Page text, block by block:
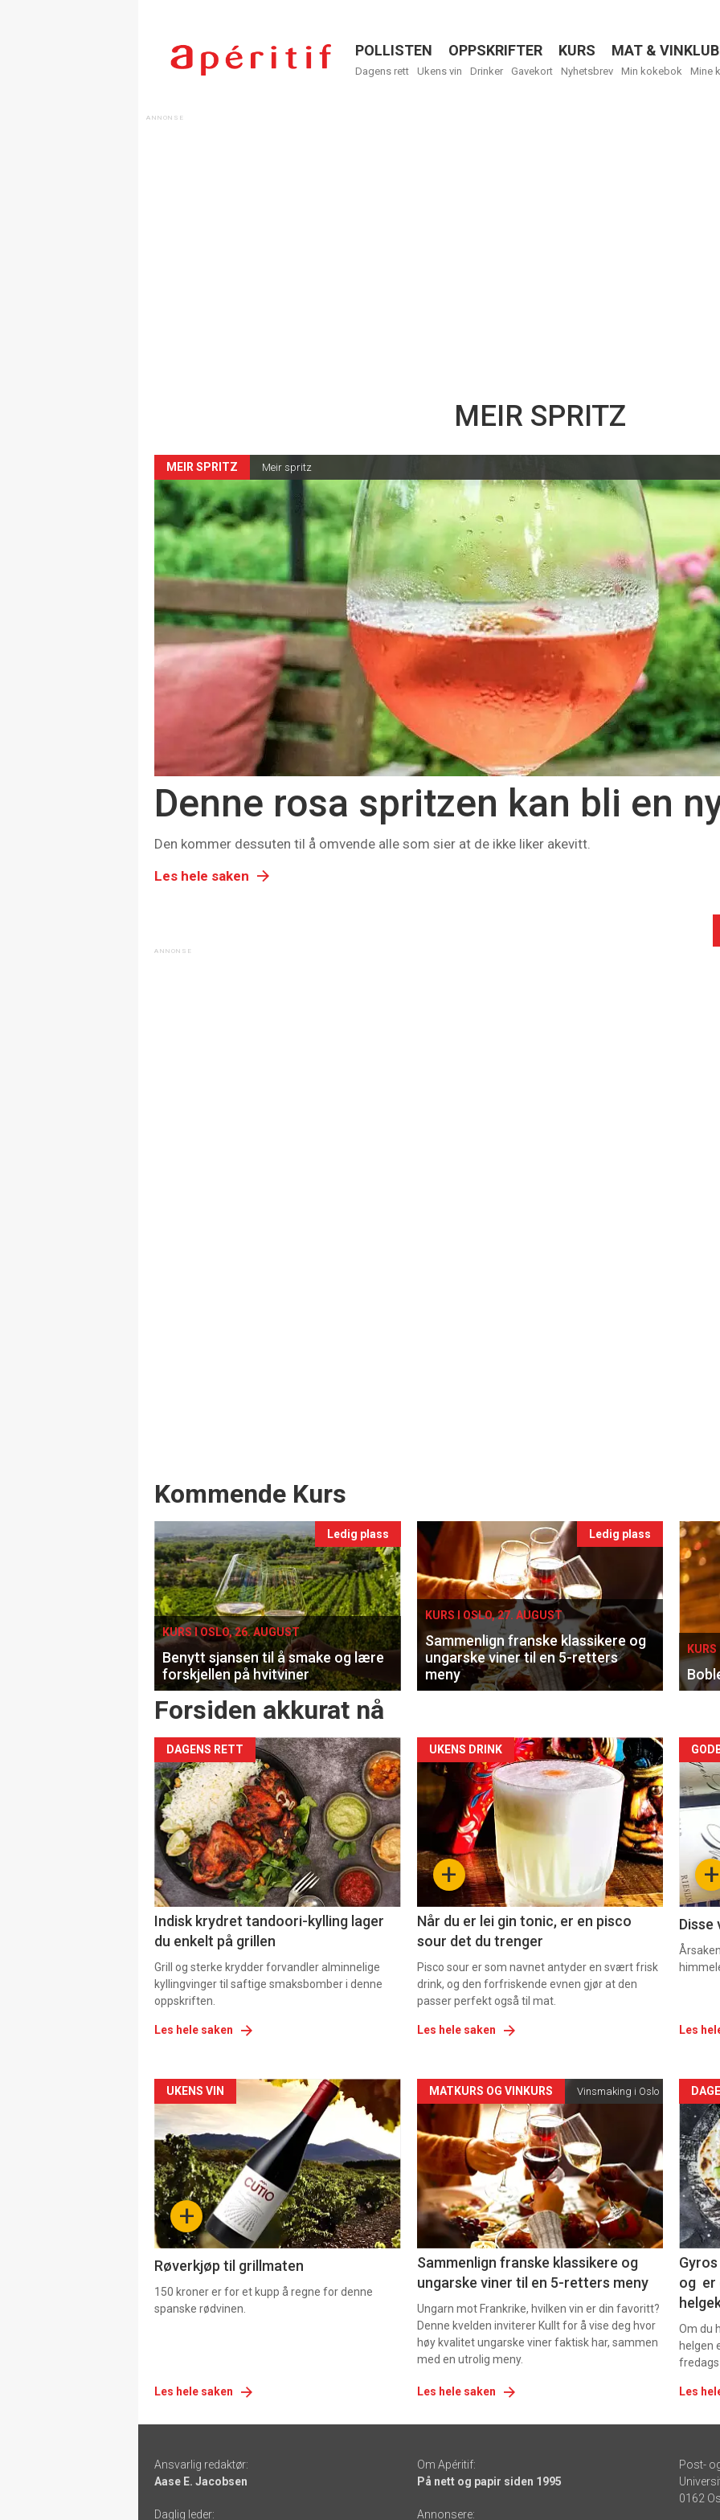
Menu
POLLISTEN OPPSKRIFTER KURS MAT &
Dagens rett Ukens vin Drinker Gavekort Nyhetsbrev Min kokebok Mine
MEIR SPRITZ
MEIR SPRITZ Meir spritz
Denne rosa spritzen kan bli en
Den kommer dessuten til å omvende alle som sier at de ikke liker akevitt.
Les hele saken
Events
Kommende Kurs
Ledig plass
KURS I OSLO, 26. AUGUST
Benytt sjansen til å smake og lære
forskjellen på hvitviner
Ledig plass
KURS I OSLO, 27. AUGUST
Sammenlign franske klassikere og
ungarske viner til en 5-retters
meny
Forsiden akkurat nå
DAGENS RETT
Indisk krydret tandoori-kylling lager
du enkelt på grillen
Grill og sterke krydder forvandler alminnelige
kyllingvinger til saftige smaksbomber i denne
oppskriften.
Les hele saken
Forsiden
akkurat
nå
-
+
UKENS DRINK
Når du er lei gin tonic, er en pisco
sour det du trenger
Pisco sour er som navnet antyder en svært frisk
drink, og den forfriskende evnen gjør at den
passer perfekt også til mat.
Les hele saken
nå
3 +
Disse
Les
Forsiden
akkurat
nå
-
4 +
UKENS VIN
Røverkjøp til grillmaten
150 kroner er for et kupp å regne for denne
spanske rødvinen.
Les hele saken
Forsiden
akkurat
nå
-
5
MATKURS OG VINKURS Vinsmaking i Oslo
Sammenlign franske klassikere og
ungarske viner til en 5-retters meny
Ungarn mot Frankrike, hvilken vin er din favoritt?
Denne kvelden inviterer Kullt for å vise deg hvor
høy kvalitet ungarske viner faktisk har, sammen
med en utrolig meny.
Les hele saken
nå
-
6
og er
Om du
helgen
Les
-
links
Ansvarlig redaktør:
Aase E. Jacobsen
Daglig leder:
Om Apéritif:
På nett og papir siden 1995
Annonsere:
Post-
0162